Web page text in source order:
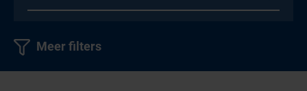
Meer filters